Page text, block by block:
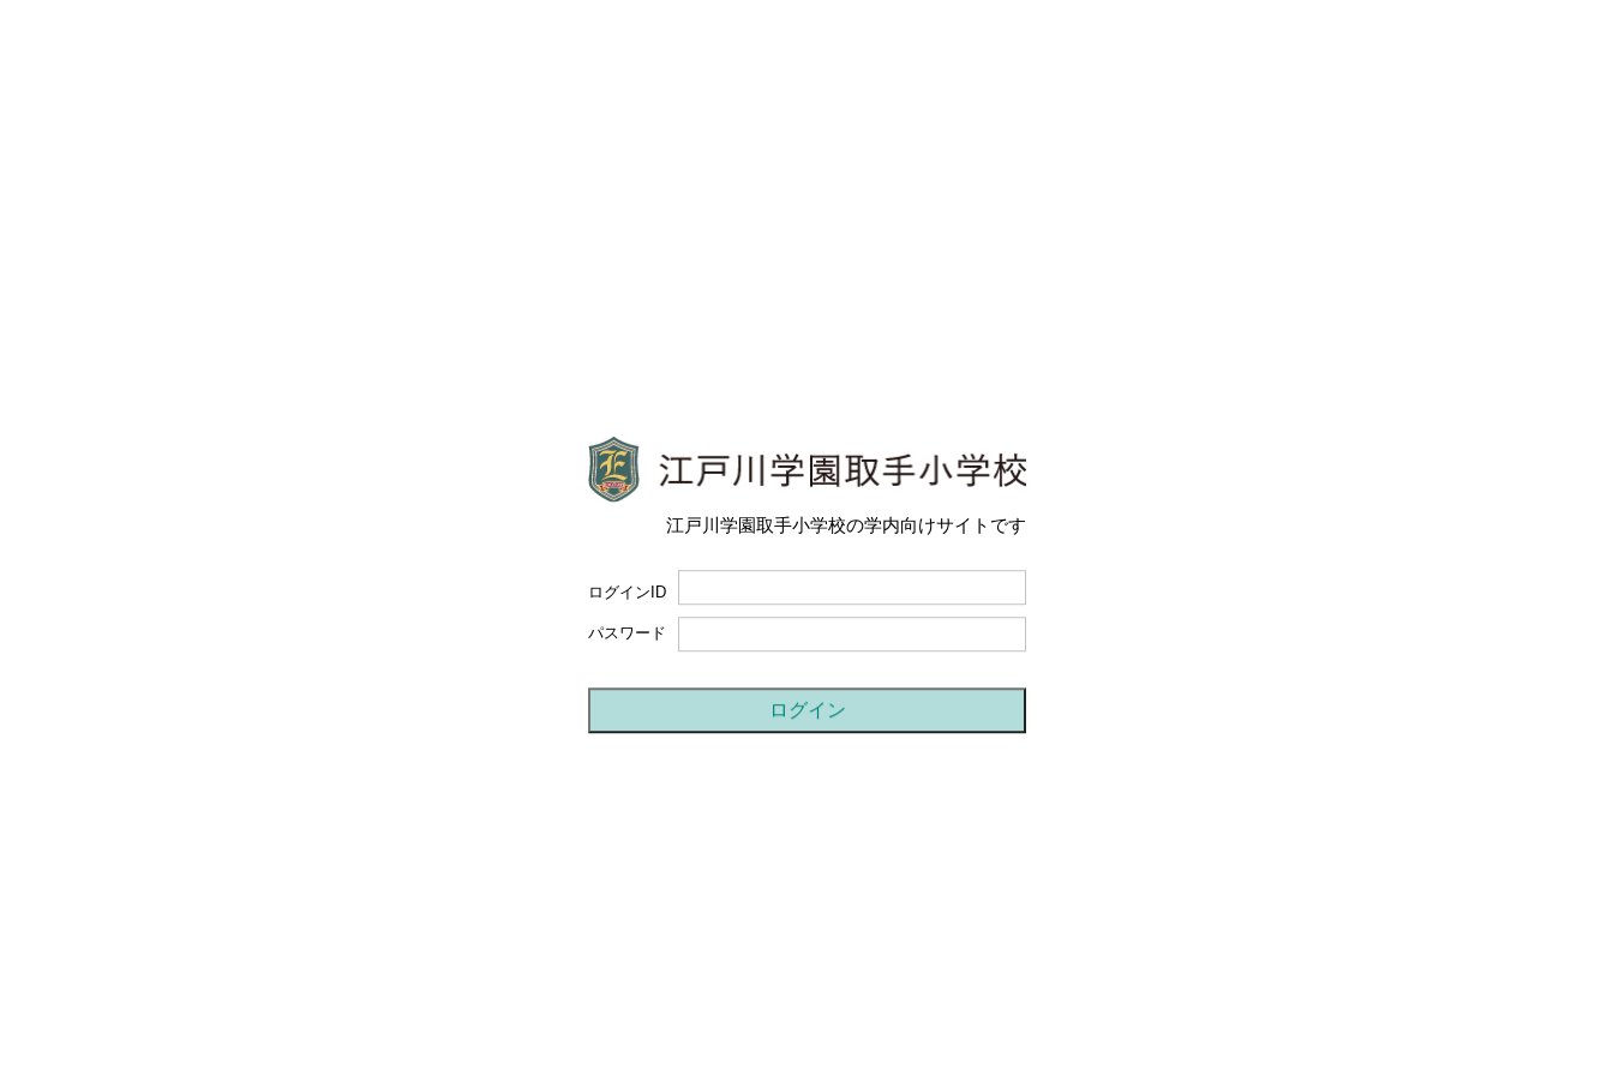
江戸川学園取手小学校
江戸川学園取手小学校の学内向けサイトです
ログインID
パスワード
ログイン